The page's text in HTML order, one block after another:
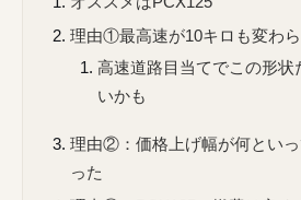
理由①最高速が10キロも変わ
高速道路目当てでこの形状
いかも
理由②：価格上げ幅が何とい
った